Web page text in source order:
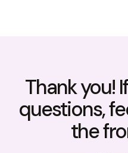
Thank you!
questions,
the